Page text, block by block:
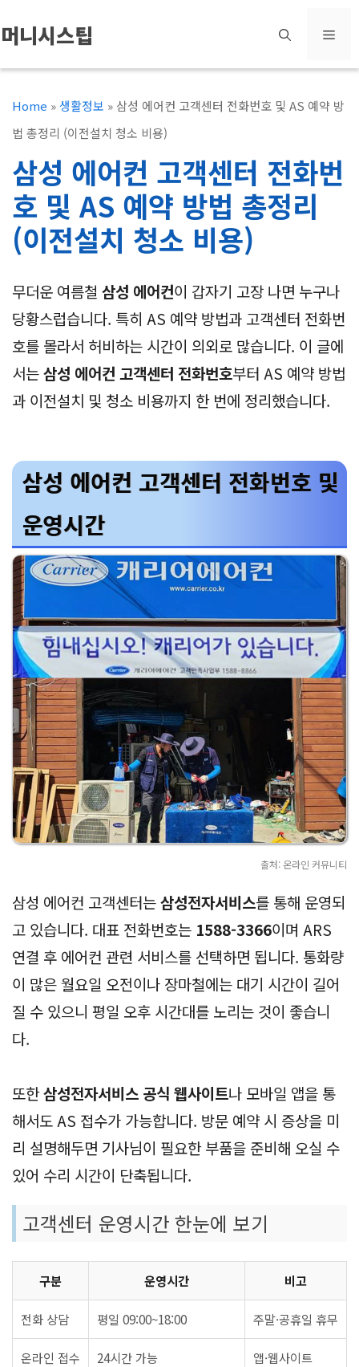
텐
츠
머니시스팁 메
Home »생활정보 » 삼성 에어컨 고객센터 전화번호 및 AS 예약 방
법 총정리 (이전설치 청소 비용)
삼성 에어컨 고객센터 전화번
호 및 AS 예약 방법 총정리
(이전설치 청소 비용)
무더운 여름철 삼성 에어컨이 갑자기 고장 나면 누구나
당황스럽습니다. 특히 AS 예약 방법과 고객센터 전화번
호를 몰라서 허비하는 시간이 의외로 많습니다. 이 글에
서는삼성 에어컨 고객센터 전화번호부터 AS 예약 방법
과 이전설치 및 청소 비용까지 한 번에 정리했습니다.
삼성 에어컨 고객센터 전화번호 및
운영시간
출처: 온라인 커뮤니티
삼성 에어컨 고객센터는삼성전자서비스를 통해 운영되
고 있습니다. 대표 전화번호는 1588-3366이며 ARS
연결 후 에어컨 관련 서비스를 선택하면 됩니다. 통화량
이 많은 월요일 오전이나 장마철에는 대기 시간이 길어
질 수 있으니 평일 오후 시간대를 노리는 것이 좋습니
다.
또한삼성전자서비스 공식 웹사이트나 모바일 앱을 통
해서도 AS 접수가 가능합니다. 방문 예약 시 증상을 미
리 설명해두면 기사님이 필요한 부품을 준비해 오실 수
있어 수리 시간이 단축됩니다.
고객센터 운영시간 한눈에 보기
구분 운영시간 비고
전화 상담 평일 09:00~18:00 주말·공휴일 휴무
온라인 접수 24시간 가능 앱·웹사이트